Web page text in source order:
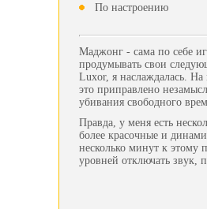
По настроению
Маджонг - сама по себе
продумывать свои
Luxor, я наслаждалась.
это приправлено
убивания свободного
Правда, у меня есть
более красочные и
несколько минут к этому
уровней отключать звук,